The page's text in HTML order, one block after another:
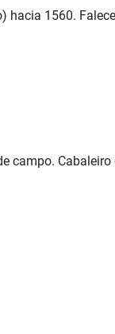
1560.
campo.